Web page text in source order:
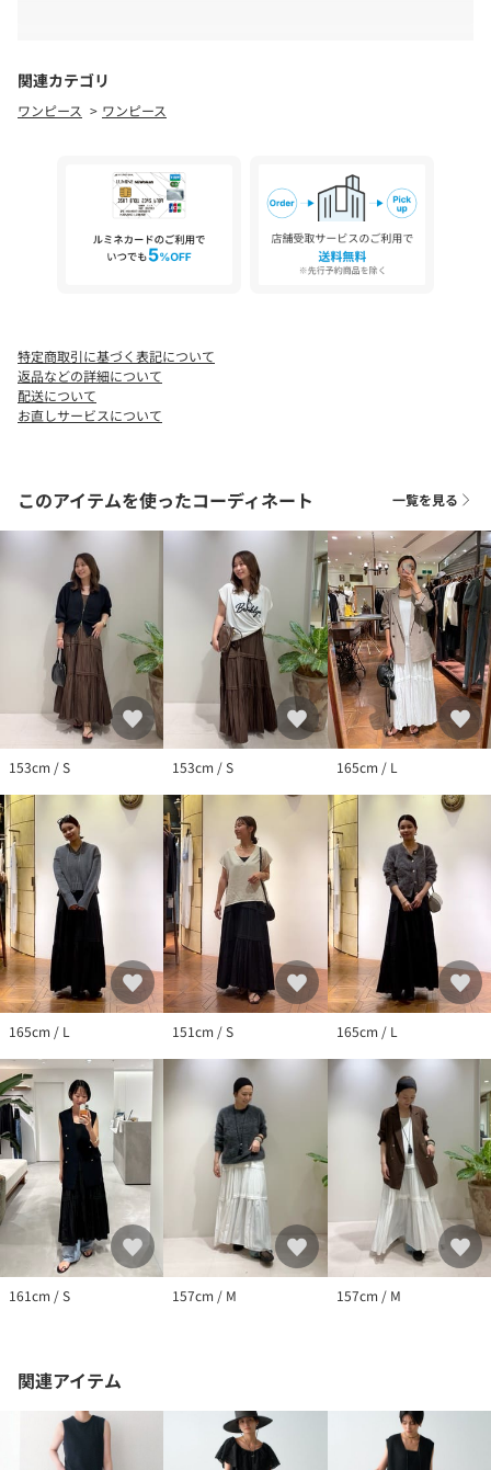
■素材・洗濯表記
素材：ポリエステル57％ レーヨン43％
洗濯表記：手洗い可
型崩れ防止のためドライクリーニング推奨
水濡れ・摩擦による色移り注意
素材の特性上縮む恐れがありますのでスチームの使用不可
※本体の重みなどにより若干伸びる恐れがございますのでご注意
くださいませ。
ることができます。
【ブランドのお気に入り登録】
新商品や再入荷、いち早くセールやクーポンなどのブランドの情
報を受けとることができます。
生産の都合上、お届け時期が前後する場合がございます。
システムの都合上、店舗より入荷が遅れる場合がございます。
実際にお届けする商品と仕様やサイズが異なる場合がございま
照明や光の当たり具合で色味が違って見える場合があります。
au WALLET】をお選びいただくことはできません。
定いただくことはできません。
実際の商品と仕様、サイズが若干異なる場合がございま
追加生産商品は、一部の店舗、通販で販売中の場合がござ
います。
納期の違う色・サイズを一緒に購入されますと、納期の遅
い方に合わせての発送となりますので、予めご了承くださ
関連カテゴリ
ワンピース ワンピース
特定商取引に基づく表記について
返品などの詳細について
配送について
お直しサービスについて
このアイテムを使ったコーディネート 一覧を見る
153cm / S 153cm / S 165cm / L
165cm / L 151cm / S 165cm / L
161cm / S 157cm / M 157cm / M
関連アイテム